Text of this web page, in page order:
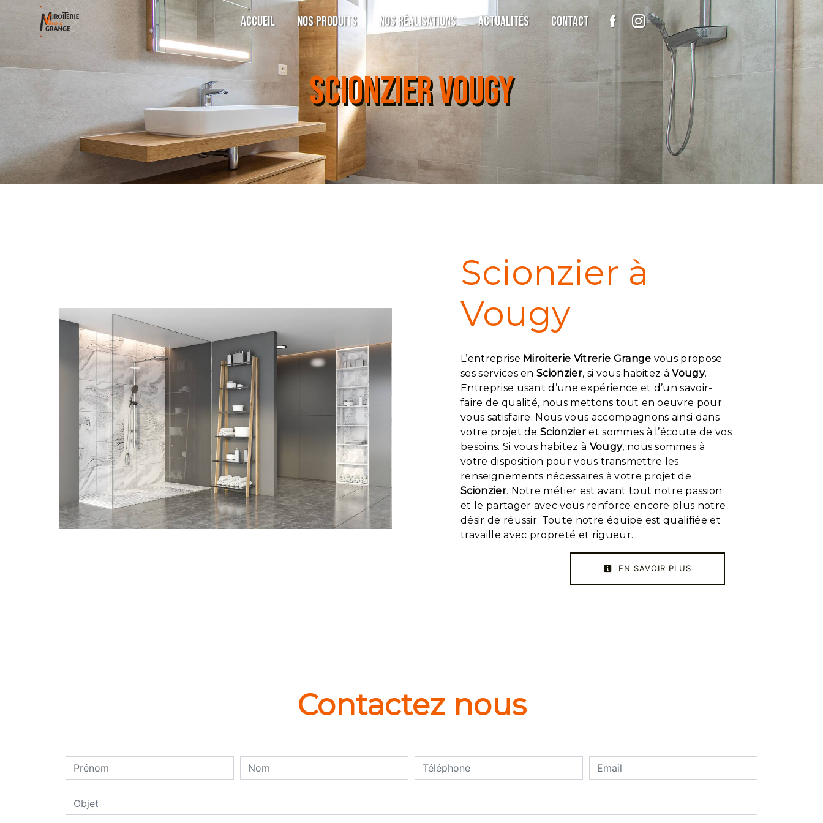
Panneau de gestion des cookies
Accueil Nos produits Nos réalisations Actualités Contact
SCIONZIER VOUGY
Scionzier à
Vougy
L’entreprise Miroiterie Vitrerie Grange vous propose
ses services enScionzier, si vous habitez àVougy.
Entreprise usant d’une expérience et d’un savoir-
faire de qualité, nous mettons tout en oeuvre pour
vous satisfaire. Nous vous accompagnons ainsi dans
votre projet deScionzier et sommes à l’écoute de vos
besoins. Si vous habitez à Vougy, nous sommes à
votre disposition pour vous transmettre les
renseignements nécessaires à votre projet de
Scionzier. Notre métier est avant tout notre passion
et le partager avec vous renforce encore plus notre
désir de réussir. Toute notre équipe est qualifiée et
travaille avec propreté et rigueur.
EN SAVOIR PLUS
Contactez nous